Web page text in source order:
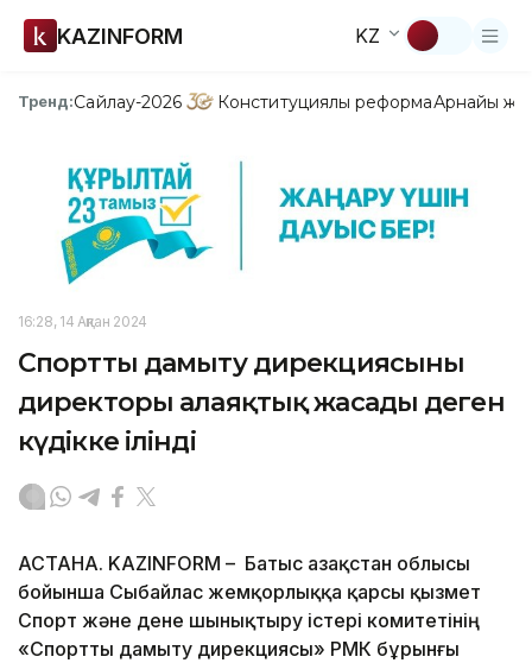
KAZINFORM KZ
Тренд:Сайлау-2026 Конституциялық реформаАрнайы
16:28, 14 Ақпан 2024
Спортты дамыту дирекциясының
директоры алаяқтық жасады деген
күдікке ілінді
АСТАНА. KAZINFORM – Батыс Қазақстан облысы
бойынша Сыбайлас жемқорлыққа қарсы қызмет
Спорт және дене шынықтыру істері комитетінің
«Спортты дамыту дирекциясы» РМҚК бұрынғы